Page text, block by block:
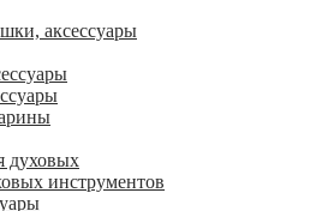
аксессуары
духовых
инструментов